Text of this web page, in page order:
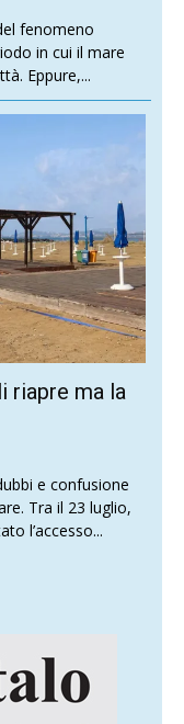
fenomeno
in cui il mare
Eppure,...
riapre ma la
e confusione
Tra il 23 luglio,
l’accesso...